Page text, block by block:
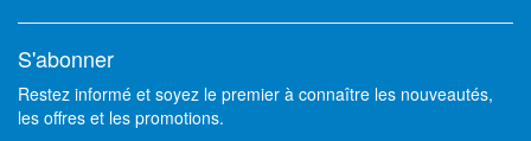
S'abonner
Restez informé et soyez le premier à connaître les nouveautés,
les offres et les promotions.